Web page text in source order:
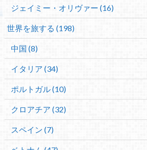
ジェイミー・オリヴァー (16)
世界を旅する (198)
中国 (8)
イタリア (34)
ポルトガル (10)
クロアチア (32)
スペイン (7)